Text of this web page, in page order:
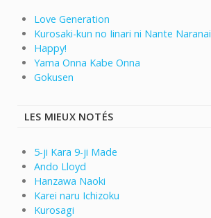
Love Generation
Kurosaki-kun no Iinari ni Nante Naranai
Happy!
Yama Onna Kabe Onna
Gokusen
LES MIEUX NOTÉS
5-ji Kara 9-ji Made
Ando Lloyd
Hanzawa Naoki
Karei naru Ichizoku
Kurosagi